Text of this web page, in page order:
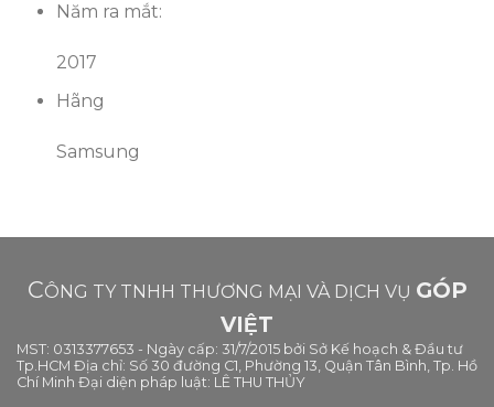
Năm ra mắt:
2017
Hãng
Samsung
CÔNG TY TNHH THƯƠNG MẠI VÀ DỊCH VỤ GÓP
VIỆT
MST: 0313377653 - Ngày cấp: 31/7/2015 bởi Sở Kế hoạch & Đầu tư
Tp.HCM Địa chỉ: Số 30 đường C1, Phường 13, Quận Tân Bình, Tp. Hồ
Chí Minh Đại diện pháp luật: LÊ THU THỦY